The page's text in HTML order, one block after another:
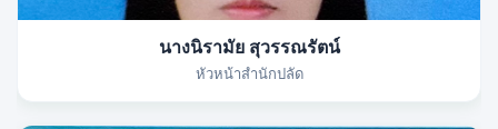
นางนิรามัย สุวรรณรัตน์
หัวหน้าสำนักปลัด